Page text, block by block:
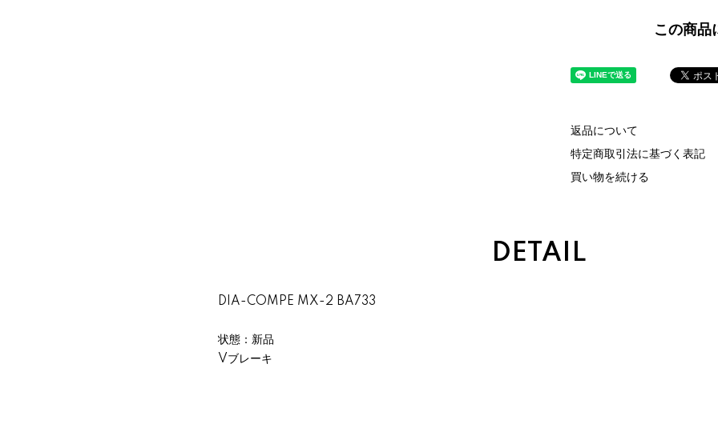
この商品
返品について
特定商取引法に基づく表記
買い物を続ける
DETAIL
DIA-COMPE MX-2 BA733
状態：新品
Vブレーキ